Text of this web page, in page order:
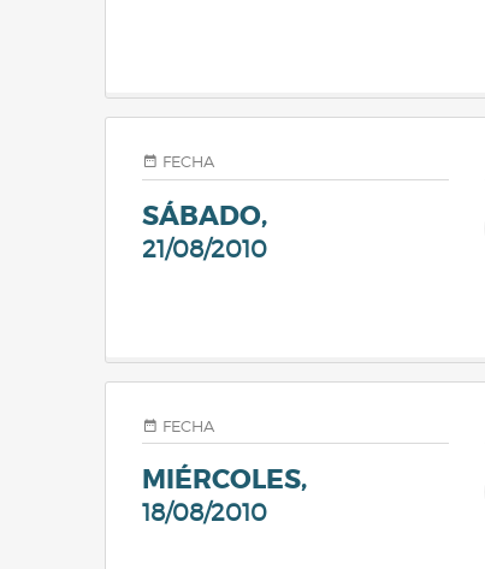
FECHA
SÁBADO,
21/08/2010
FECHA
MIÉRCOLES,
18/08/2010